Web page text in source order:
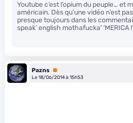
Youtube c’est l’opium du peuple… et
américain. Dès qu’une vidéo n’est
presque toujours dans les
speak’ english mothafucka’ ‘MERICA
Pazns Premium
Le 18/06/2014 à 15h53